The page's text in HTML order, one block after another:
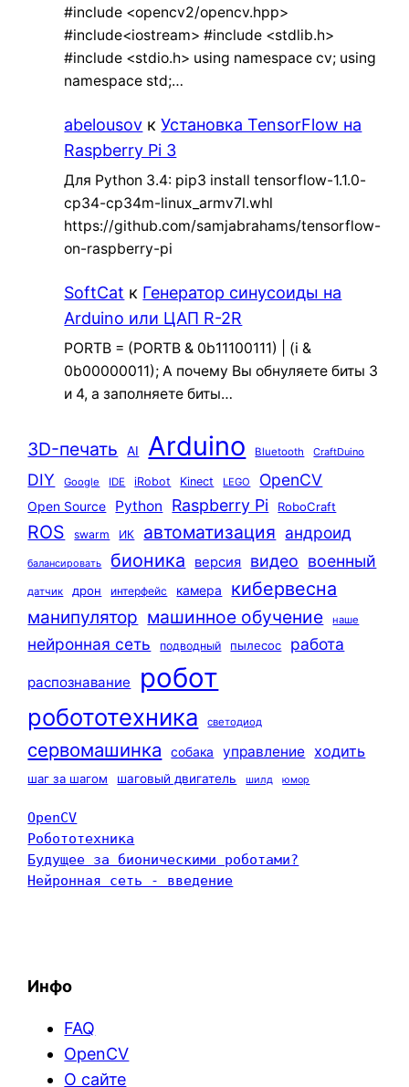
#include <opencv2/opencv.hpp>
#include<iostream> #include <stdlib.h>
#include <stdio.h> using namespace cv; using
namespace std;…
abelousov кУстановка TensorFlow на
Raspberry Pi 3
Для Python 3.4: pip3 install tensorflow-1.1.0-
cp34-cp34m-linux_armv7l.whl
https://github.com/samjabrahams/tensorflow-
on-raspberry-pi
SoftCat к Генератор синусоиды на
Arduino или ЦАП R-2R
PORTB = (PORTB & 0b11100111) | (i &
0b00000011); А почему Вы обнуляете биты 3
и 4, а заполняете биты…
3D-печать AI Arduino Bluetooth CraftDuino
DIY Google IDE iRobot Kinect LEGO OpenCV
Open Source Python Raspberry Pi RoboCraft
ROS swarm ИК автоматизация андроид
балансировать бионика версия видео военный
датчик дрон интерфейс камера кибервесна
манипулятор машинное обучение наше
нейронная сеть подводный пылесос работа
распознавание робот
робототехника светодиод
сервомашинка собака управление ходить
шаг за шагом шаговый двигатель шилд юмор
OpenCV
Робототехника
Будущее за бионическими роботами?
Нейронная сеть - введение
Инфо
FAQ
OpenCV
О сайте